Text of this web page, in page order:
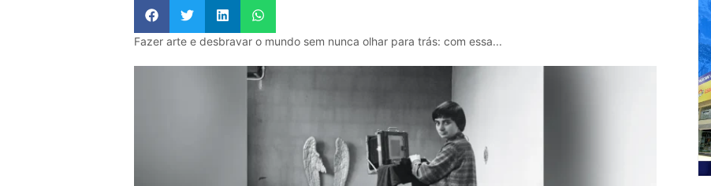
Fazer arte e desbravar o mundo sem nunca olhar para trás: com essa...